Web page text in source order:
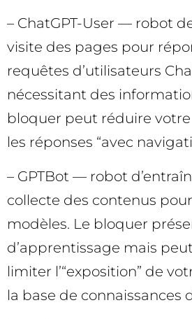
– ChatGPT-User — robot
visite des pages pour
requêtes d’utilisateurs
nécessitant des
bloquer peut réduire
les réponses “avec
– GPTBot — robot
collecte des contenus
modèles. Le bloquer
d’apprentissage mais
limiter l’“exposition” de
la base de connaissances